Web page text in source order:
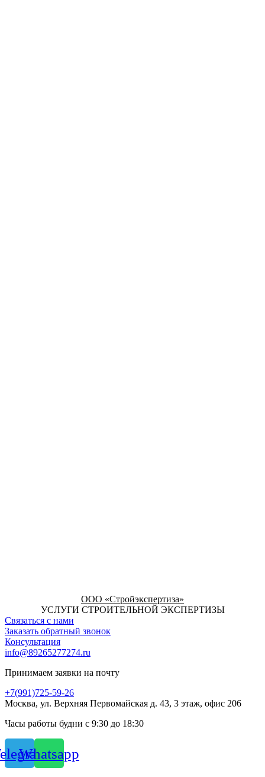
ООО «Стройэкспертиза»
УСЛУГИ СТРОИТЕЛЬНОЙ ЭКСПЕРТИЗЫ
Связаться с нами
Заказать обратный звонок
Консультация
info@89265277274.ru
Принимаем заявки на почту
+7(991)725-59-26
Москва, ул. Верхняя Первомайская д. 43, 3 этаж, офис 206
Часы работы будни с 9:30 до 18:30
Whatsapp